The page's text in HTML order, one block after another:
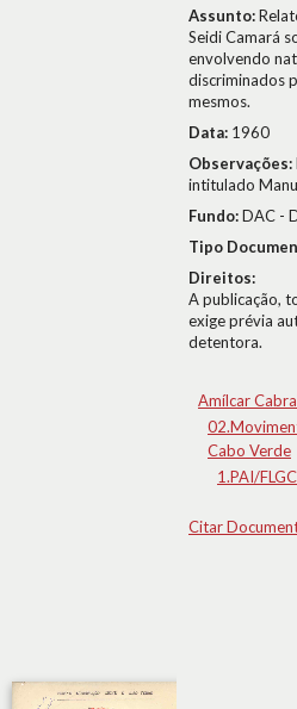
Assunto:
Seidi Camará
envolvendo
discriminados
mesmos.
Data: 1960
Observações:
intitulado
Fundo:DAC -
Tipo
Direitos:
A publicação,
exige prévia
detentora.
Amílcar
Cabo Verde
1.PAI/
Citar